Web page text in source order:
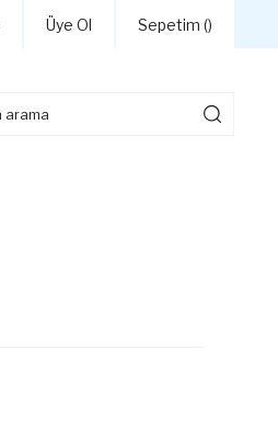
Üye Ol Sepetim ()